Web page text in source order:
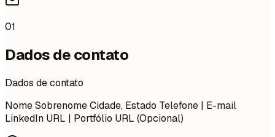
01
Dados de contato
Dados de contato
Nome Sobrenome Cidade, Estado Telefone | E-mail
LinkedIn URL | Portfólio URL (Opcional)